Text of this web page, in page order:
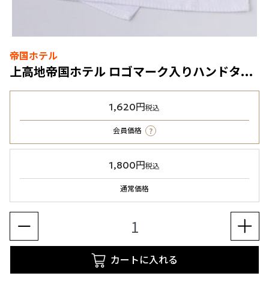
帝国ホテル
上高地帝国ホテル ロゴマーク入りハンドタオル
1,620円税込
会員価格 ?
1,800円税込
通常価格
カートに入れる